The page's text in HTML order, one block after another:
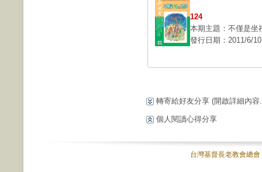
124
本期主題：不僅是坐
發行日期：2011/6/10
轉寄給好友分享 (開啟詳細內容
個人閱讀心得分享
台灣基督長老教會總會